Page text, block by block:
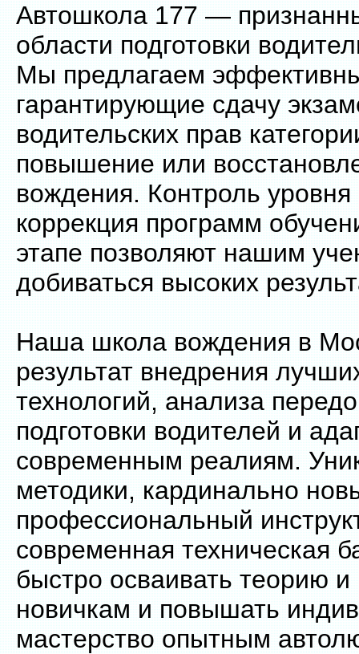
Автошкола 177 —
области подготовки
Мы предлагаем
гарантирующие сдачу
водительских прав
повышение или
вождения. Контроль уровня
коррекция программ
этапе позволяют нашим
добиваться высоких
Наша школа вождения в
результат внедрения
технологий, анализа
подготовки водителей и
современным реалиям.
методики, кардинально
профессиональный
современная техническая
быстро осваивать теорию и
новичкам и повышать
мастерство опытным